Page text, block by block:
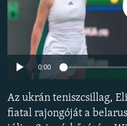
EURÓPAI UNIÓ
VILÁG
KLÍMAVÁLTOZÁS
A MÚLT TANULSÁGAI
KÖVESSEN MINKET!
Jelenleg
0:00
Az ukrán teniszcsillag,
fiatal rajongóját a